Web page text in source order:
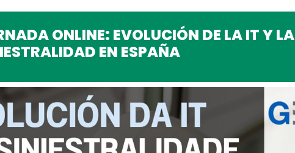
ONLINE: EVOLUCIÓN DE LA IT Y LA
EN ESPAÑA